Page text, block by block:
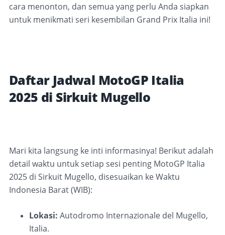
cara menonton, dan semua yang perlu Anda siapkan
untuk menikmati seri kesembilan Grand Prix Italia ini!
Daftar Jadwal MotoGP Italia
2025 di Sirkuit Mugello
Mari kita langsung ke inti informasinya! Berikut adalah
detail waktu untuk setiap sesi penting MotoGP Italia
2025 di Sirkuit Mugello, disesuaikan ke Waktu
Indonesia Barat (WIB):
Lokasi: Autodromo Internazionale del Mugello,
Italia.